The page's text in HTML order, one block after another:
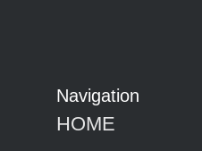
Navigation
HOME